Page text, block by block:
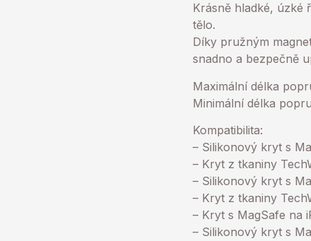
Krásně hladké, úzké
tělo.
Díky pružným
snadno a bezpečně
Maximální délka
Minimální délka
Kompatibilita:
– Silikonový kryt s
– Kryt z tkaniny
– Silikonový kryt s
– Kryt z tkaniny
– Kryt s MagSafe na
– Silikonový kryt s